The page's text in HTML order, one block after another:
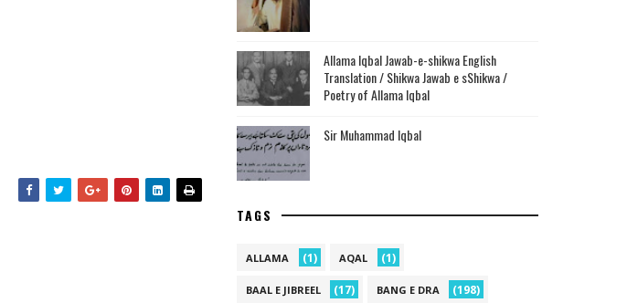
Allama Iqbal Jawab-e-shikwa English
Translation / Shikwa Jawab e sShikwa /
Poetry of Allama Iqbal
Sir Muhammad Iqbal
TAGS
ALLAMA (1) AQAL (1)
BAAL E JIBREEL (17) BANG E DRA (198)